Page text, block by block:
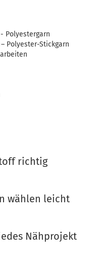
- Polyestergarn
Polyester-Stickgarn
richtig
wählen leicht
Nähprojekt